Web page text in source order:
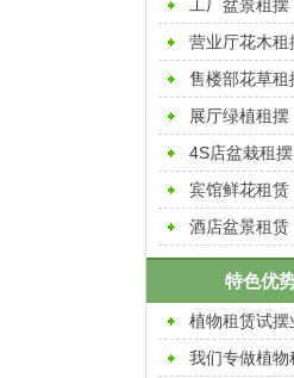
工厂盆景租摆
营业厅花木租
售楼部花草租
展厅绿植租摆
4S店盆栽租摆
宾馆鲜花租赁
酒店盆景租赁
特色优
植物租赁试摆
我们专做植物